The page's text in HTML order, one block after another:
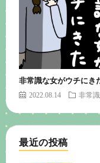
非常識な女がウチに
2022.08.14 非常
最近の投稿